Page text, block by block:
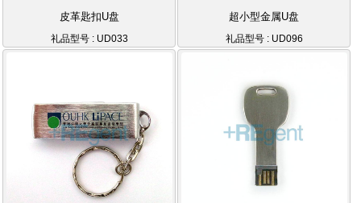
皮革匙扣U盘
礼品型号 : UD033
超小型金属U盘
礼品型号 : UD096